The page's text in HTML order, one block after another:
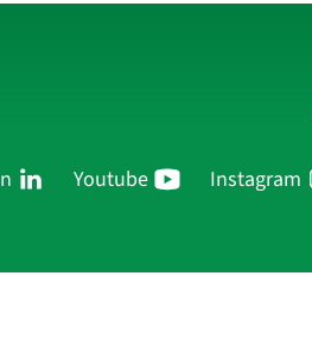
Youtube Instagram